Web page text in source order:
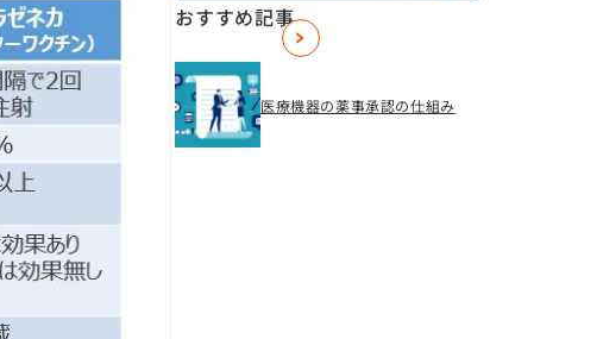
IR情報
おすすめ記事
医療機器の薬事承認の仕組み